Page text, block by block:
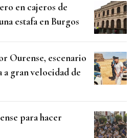
en cajeros de
estafa en Burgos
Ourense, escenario
a gran velocidad de
para hacer